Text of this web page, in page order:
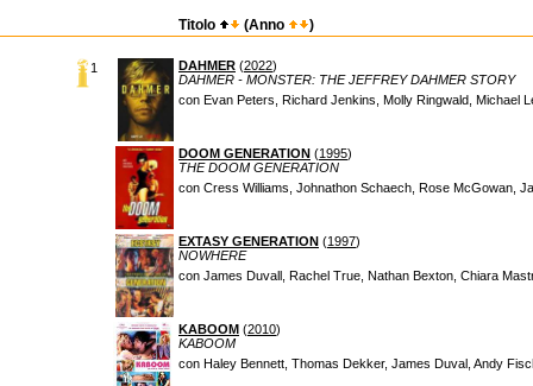
Titolo (Anno )
1 DAHMER (2022)
DAHMER - MONSTER: THE JEFFREY DAHMER STORY
con Evan Peters, Richard Jenkins, Molly Ringwald, Michael
DOOM GENERATION (1995)
THE DOOM GENERATION
con Cress Williams, Johnathon Schaech, Rose McGowan,
EXTASY GENERATION (1997)
NOWHERE
con James Duvall, Rachel True, Nathan Bexton, Chiara
KABOOM (2010)
KABOOM
con Haley Bennett, Thomas Dekker, James Duval, Andy